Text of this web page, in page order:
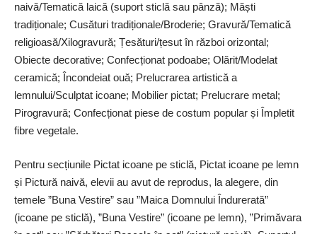
naivă/Tematică laică (suport sticlă sau pânză); Măști
tradiționale; Cusături tradiționale/Broderie; Gravură/Tematică
religioasă/Xilogravură; Țesături/țesut în război orizontal;
Obiecte decorative; Confecționat podoabe; Olărit/Modelat
ceramică; Încondeiat ouă; Prelucrarea artistică a
lemnului/Sculptat icoane; Mobilier pictat; Prelucrare metal;
Pirogravură; Confecționat piese de costum popular și Împletit
fibre vegetale.
Pentru secțiunile Pictat icoane pe sticlă, Pictat icoane pe lemn
și Pictură naivă, elevii au avut de reprodus, la alegere, din
temele ”Buna Vestire” sau ”Maica Domnului Îndurerată”
(icoane pe sticlă), ”Buna Vestire” (icoane pe lemn), ”Primăvara